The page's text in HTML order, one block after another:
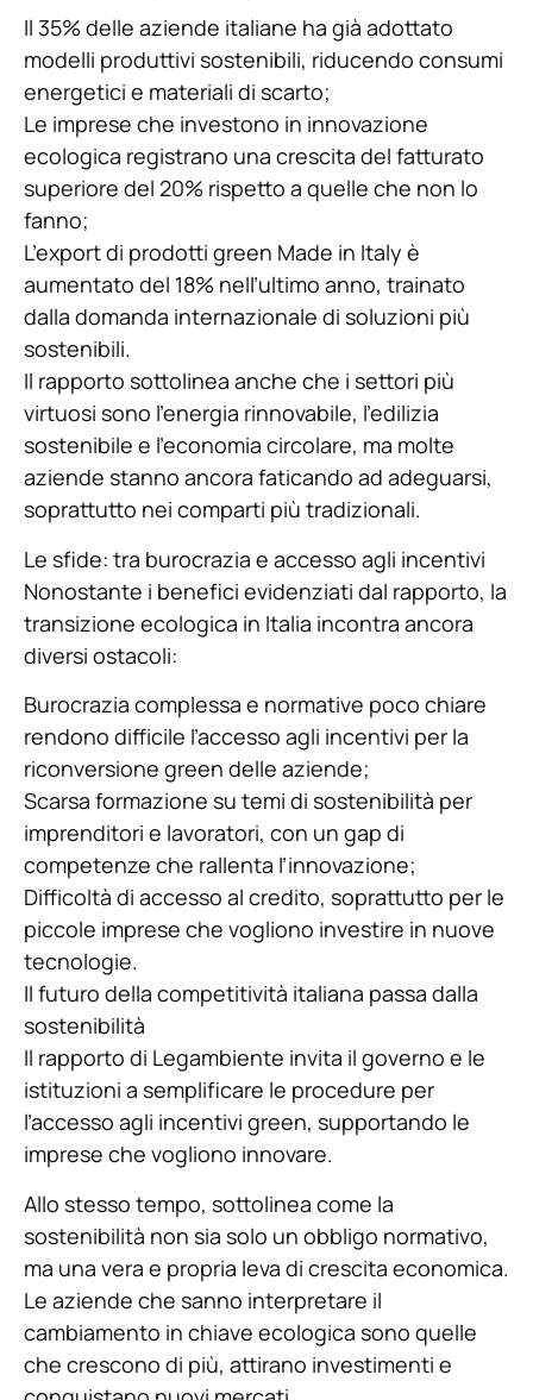
Il 35% delle aziende italiane ha già adottato
modelli produttivi sostenibili, riducendo consumi
energetici e materiali di scarto;
Le imprese che investono in innovazione
ecologica registrano una crescita del fatturato
superiore del 20% rispetto a quelle che non lo
fanno;
L’export di prodotti green Made in Italy è
aumentato del 18% nell’ultimo anno, trainato
dalla domanda internazionale di soluzioni più
sostenibili.
Il rapporto sottolinea anche che i settori più
virtuosi sono l’energia rinnovabile, l’edilizia
sostenibile e l’economia circolare, ma molte
aziende stanno ancora faticando ad adeguarsi,
soprattutto nei comparti più tradizionali.
Le sfide: tra burocrazia e accesso agli incentivi
Nonostante i benefici evidenziati dal rapporto, la
transizione ecologica in Italia incontra ancora
diversi ostacoli:
Burocrazia complessa e normative poco chiare
rendono difficile l’accesso agli incentivi per la
riconversione green delle aziende;
Scarsa formazione su temi di sostenibilità per
imprenditori e lavoratori, con un gap di
competenze che rallenta l’innovazione;
Difficoltà di accesso al credito, soprattutto per le
piccole imprese che vogliono investire in nuove
tecnologie.
Il futuro della competitività italiana passa dalla
sostenibilità
Il rapporto di Legambiente invita il governo e le
istituzioni a semplificare le procedure per
l’accesso agli incentivi green, supportando le
imprese che vogliono innovare.
Allo stesso tempo, sottolinea come la
sostenibilità non sia solo un obbligo normativo,
ma una vera e propria leva di crescita economica.
Le aziende che sanno interpretare il
cambiamento in chiave ecologica sono quelle
che crescono di più, attirano investimenti e